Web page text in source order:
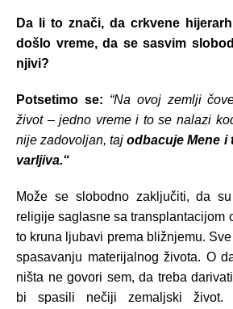
Da li to znači, da crkvene
došlo vreme, da se sasvim
njivi?
Potsetimo se: “Na ovoj zemlji
život – jedno vreme i to se nalazi
nije zadovoljan, tajodbacuje Mene i
varljiva.“
Može se slobodno zaključiti, da
religije saglasne sa transplantacijom
to kruna ljubavi prema bližnjemu.
spasavanju materijalnog života. O
ništa ne govori sem, da treba
bi spasili nečiji zemaljski život.